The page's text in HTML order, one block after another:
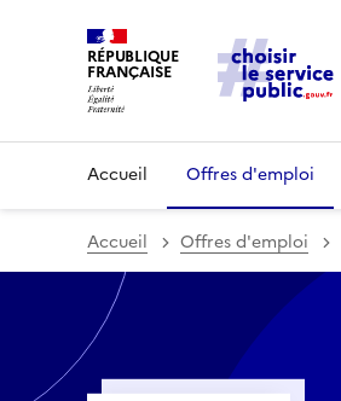
RÉPUBLIQUE
FRANÇAISE
Accueil Offres d'emploi
Accueil Offres d'emploi